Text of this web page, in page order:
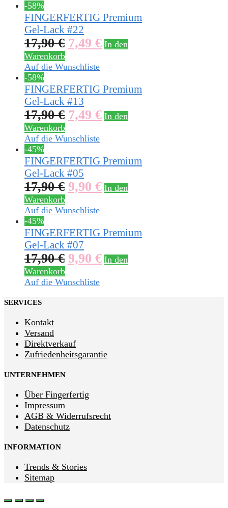
-58%
FINGERFERTIG Premium
Gel-Lack #22
17,90€ 7,49 € In den
Warenkorb
Auf die Wunschliste
-58%
FINGERFERTIG Premium
Gel-Lack #13
17,90€ 7,49 € In den
Warenkorb
Auf die Wunschliste
-45%
FINGERFERTIG Premium
Gel-Lack #05
17,90€ 9,90 € In den
Warenkorb
Auf die Wunschliste
-45%
FINGERFERTIG Premium
Gel-Lack #07
17,90€ 9,90 € In den
Warenkorb
Auf die Wunschliste
SERVICES
Kontakt
Versand
Direktverkauf
Zufriedenheitsgarantie
UNTERNEHMEN
Über Fingerfertig
Impressum
AGB & Widerrufsrecht
Datenschutz
INFORMATION
Trends & Stories
Sitemap